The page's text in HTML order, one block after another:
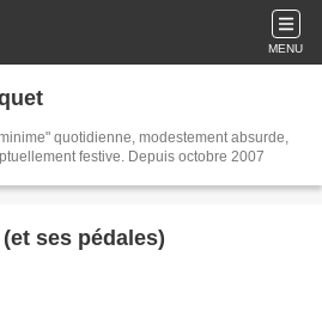
MENU
quotidienne, modestement absurde,
festive. Depuis octobre 2007
ses pédales)